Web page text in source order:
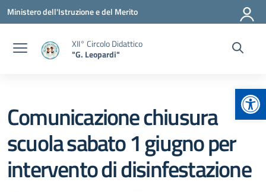
Vai ai contenuti
Vai al menu di navigazione
Vai al footer
Ministero dell'Istruzione e del Merito
XII° Circolo Didattico
"G. Leopardi"
Comunicazione chiusura
scuola sabato 1 giugno per
intervento di disinfestazione